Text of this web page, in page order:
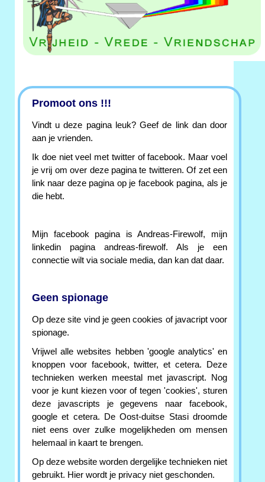
Promoot ons !!!
Vindt u deze pagina leuk? Geef de link dan door
aan je vrienden.
Ik doe niet veel met twitter of facebook. Maar voel
je vrij om over deze pagina te twitteren. Of zet een
link naar deze pagina op je facebook pagina, als je
die hebt.
Mijn facebook pagina is Andreas-Firewolf, mijn
linkedin pagina andreas-firewolf. Als je een
connectie wilt via sociale media, dan kan dat daar.
Geen spionage
Op deze site vind je geen cookies of javacript voor
spionage.
Vrijwel alle websites hebben 'google analytics' en
knoppen voor facebook, twitter, et cetera. Deze
technieken werken meestal met javascript. Nog
voor je kunt kiezen voor of tegen 'cookies', sturen
deze javascripts je gegevens naar facebook,
google et cetera. De Oost-duitse Stasi droomde
niet eens over zulke mogelijkheden om mensen
helemaal in kaart te brengen.
Op deze website worden dergelijke technieken niet
gebruikt. Hier wordt je privacy niet geschonden.